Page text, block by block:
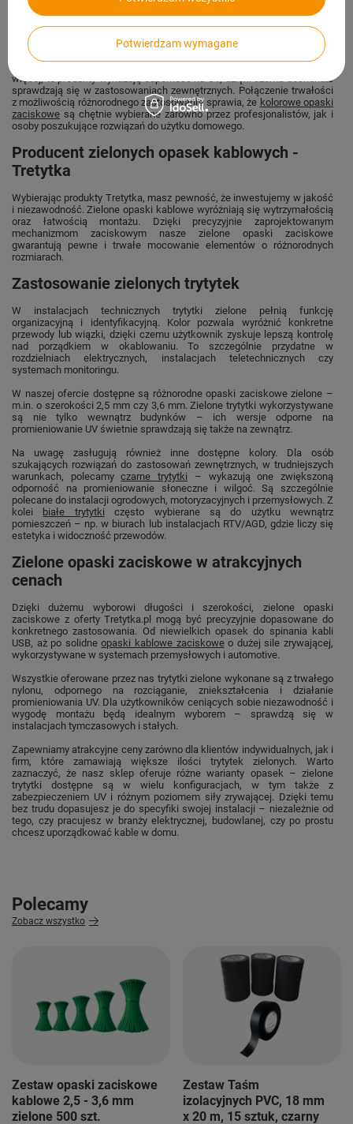
Zielone trytytki zostały zaprojektowane z myślą o najwyższej
praktyczności. Ich charakterystyczny kolor zarówno pozwala na łatwe
odnalezienie przewodów wśród innych elementów instalacji, jak i nadaje
porządkowi estetycznego wyglądu. Wykorzystanie materiałów o
więcej, te produkty wykazują odporność na UV, dzięki czemu doskonale
sprawdzają się w zastosowaniach zewnętrznych. Połączenie trwałości
z możliwością różnorodnego zastosowania sprawia, że kolorowe opaski
zaciskowe są chętnie wybierane zarówno przez profesjonalistów, jak i
osoby poszukujące rozwiązań do użytku domowego.
Producent zielonych opasek kablowych -
Tretytka
Wybierając produkty Tretytka, masz pewność, że inwestujemy w jakość
i niezawodność. Zielone opaski kablowe wyróżniają się wytrzymałością
oraz łatwością montażu. Dzięki precyzyjnie zaprojektowanym
mechanizmom zaciskowym nasze zielone opaski zaciskowe
gwarantują pewne i trwałe mocowanie elementów o różnorodnych
rozmiarach.
Zastosowanie zielonych trytytek
W instalacjach technicznych trytytki zielone pełnią funkcję
organizacyjną i identyfikacyjną. Kolor pozwala wyróżnić konkretne
przewody lub wiązki, dzięki czemu użytkownik zyskuje lepszą kontrolę
nad porządkiem w okablowaniu. To szczególnie przydatne w
rozdzielniach elektrycznych, instalacjach teletechnicznych czy
systemach monitoringu.
W naszej ofercie dostępne są różnorodne opaski zaciskowe zielone –
m.in. o szerokości 2,5 mm czy 3,6 mm. Zielone trytytki wykorzystywane
są nie tylko wewnątrz budynków – ich wersje odporne na
promieniowanie UV świetnie sprawdzają się także na zewnątrz.
Na uwagę zasługują również inne dostępne kolory. Dla osób
szukających rozwiązań do zastosowań zewnętrznych, w trudniejszych
warunkach, polecamyczarne trytytki – wykazują one zwiększoną
odporność na promieniowanie słoneczne i wilgoć. Są szczególnie
polecane do instalacji ogrodowych, motoryzacyjnych i przemysłowych. Z
kolei
białe trytytki często wybierane są do użytku wewnątrz
pomieszczeń – np. w biurach lub instalacjach RTV/AGD, gdzie liczy się
estetyka i widoczność przewodów.
Zielone opaski zaciskowe w atrakcyjnych
cenach
Dzięki dużemu wyborowi długości i szerokości, zielone opaski
zaciskowe z oferty Tretytka.pl mogą być precyzyjnie dopasowane do
konkretnego zastosowania. Od niewielkich opasek do spinania kabli
USB, aż po solidneopaski kablowe zaciskoweo dużej sile zrywającej,
wykorzystywane w systemach przemysłowych i automotive.
Wszystkie oferowane przez nas trytytki zielone wykonane są z trwałego
nylonu, odpornego na rozciąganie, zniekształcenia i działanie
promieniowania UV. Dla użytkowników ceniących sobie niezawodność i
wygodę montażu będą idealnym wyborem – sprawdzą się w
instalacjach tymczasowych i stałych.
Zapewniamy atrakcyjne ceny zarówno dla klientów indywidualnych, jak i
firm, które zamawiają większe ilości trytytek zielonych. Warto
zaznaczyć, że nasz sklep oferuje różne warianty opasek – zielone
trytytki dostępne są w wielu konfiguracjach, w tym także z
zabezpieczeniem UV i różnym poziomem siły zrywającej. Dzięki temu
bez trudu dopasujesz je do specyfiki swojej instalacji – niezależnie od
tego, czy pracujesz w branży elektrycznej, budowlanej, czy po prostu
chcesz uporządkować kable w domu.
Polecamy
Zobacz wszystko
Zestaw opaski zaciskowe
kablowe 2,5 - 3,6 mm
zielone 500 szt.
Zestaw Taśm
izolacyjnych PVC, 18 mm
x 20 m, 15 sztuk, czarny
Potwierdzam wymagane